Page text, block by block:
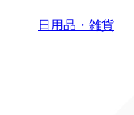
日用品・雑貨